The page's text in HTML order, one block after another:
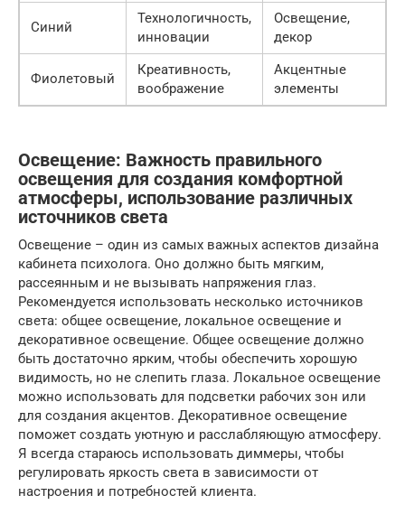
Синий
Технологичность,
инновации
Освещение,
декор
Фиолетовый
Креативность,
воображение
Акцентные
элементы
Освещение: Важность правильного
освещения для создания комфортной
атмосферы, использование различных
источников света
Освещение – один из самых важных аспектов дизайна
кабинета психолога. Оно должно быть мягким,
рассеянным и не вызывать напряжения глаз.
Рекомендуется использовать несколько источников
света: общее освещение, локальное освещение и
декоративное освещение. Общее освещение должно
быть достаточно ярким, чтобы обеспечить хорошую
видимость, но не слепить глаза. Локальное освещение
можно использовать для подсветки рабочих зон или
для создания акцентов. Декоративное освещение
поможет создать уютную и расслабляющую атмосферу.
Я всегда стараюсь использовать диммеры, чтобы
регулировать яркость света в зависимости от
настроения и потребностей клиента.